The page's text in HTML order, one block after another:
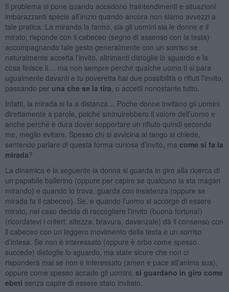
Il problema si pone quando accadono fraintendimenti e situazioni
imbarazzanti specie all’inizio quando ancora non siamo avvezzi a
tale pratica. La miranda la fanno, sia gli uomini sia le donne e il
mirato, risponde con il cabeceo (segno di assenso con la testa)
accompagnando tale gesto generalmente con un sorriso se
naturalmente accetta l’invito, altrimenti distoglie lo sguardo e la
cosa finisce lì… ma non sempre perché qualche uomo ti si para
ugualmente davanti e tu poveretta hai due possibilità o rifiuti l’invito,
passando per una che se la tira , o accetti nonostante tutto.
Infatti, la mirada si fa a distanza… Poche donne invitano gli uomini
direttamente a parole, poiché sminuirebbero il valore dell’uomo e
anche perché è dura dover sopportare un rifiuto quindi secondo
me, meglio evitare. Spesso chi si avvicina al tango si chiede,
sentendo parlare di questa forma curiosa d’invito, ma come si fa la
mirada?
La dinamica è la seguente la donna si guarda in giro alla ricerca di
un papabile ballerino (oppure per capire se qualcuno la sta magari
mirando) e quando lo trova, guarda con insistenza (oppure se
mirada fa il cabeceo). Se, e quando l’uomo si accorge di essere
mirato, nel caso decida di raccogliere l’invito (buona fortuna!)
(ricordatevi i criteri: altezza, bravura, davanzale) dà il consenso con
il cabeceo con un leggero movimento della testa e un sorriso
d’intesa. Se non è interessato (oppure è orbo come spesso
succede) distoglie lo sguardo, ma state sicure che non ci
risponderà mai se non è interessato (amen e pace all’anima sua),
oppure come spesso accade gli uomini, si guardano in giro come
ebeti senza capire di essere stato invitato.